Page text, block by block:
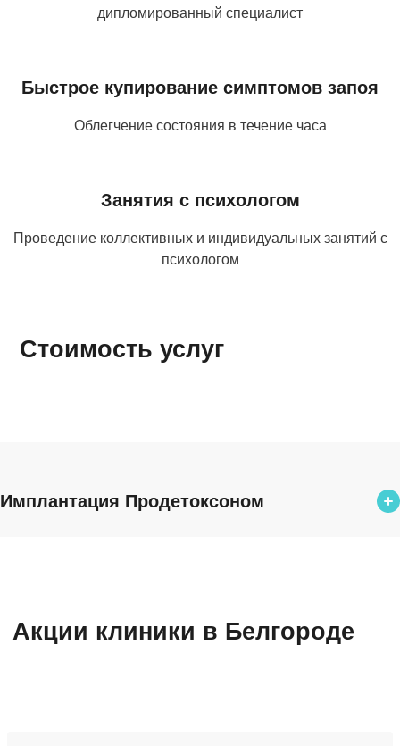
дипломированный специалист
Быстрое купирование симптомов запоя
Облегчение состояния в течение часа
Занятия с психологом
Проведение коллективных и индивидуальных занятий с
психологом
Стоимость услуг
Имплантация Продетоксоном
Лазерное кодирование от алкоголизма
Акции клиники в Белгороде